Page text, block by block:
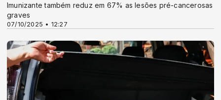
07/10/2025 • 12:27
Imunizante também reduz em 67% as lesões pré-cancerosas
graves